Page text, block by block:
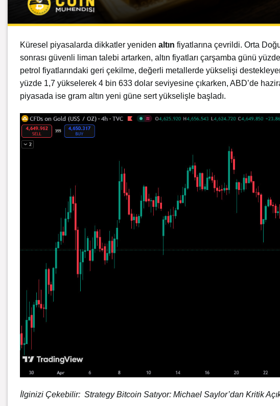
Küresel piyasalarda dikkatler yeniden altın fiyatlarına çevrildi. Orta
sonrası güvenli liman talebi artarken, altın fiyatları çarşamba günü
petrol fiyatlarındaki geri çekilme, değerli metallerde yükselişi
yüzde 1,7 yükselerek 4 bin 633 dolar seviyesine çıkarken, ABD’de
piyasada ise gram altın yeni güne sert yükselişle başladı.
İlginizi Çekebilir: Strategy Bitcoin Satıyor: Michael Saylor’dan Kritik